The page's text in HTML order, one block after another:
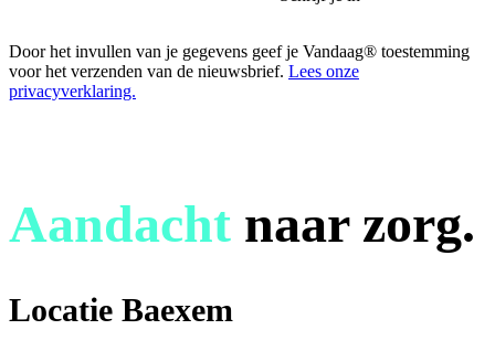
Door het invullen van je gegevens geef je Vandaag® toestemming
voor het verzenden van de nieuwsbrief. Lees onze
privacyverklaring.
Aandacht naar zorg.
Locatie Baexem